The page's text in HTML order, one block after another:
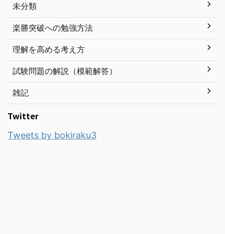
未分類
楽勝突破への勉強方法
理解を高める考え方
試験問題の解説（模範解答）
雑記
Twitter
Tweets by bokiraku3